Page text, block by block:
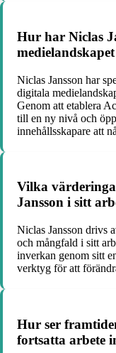
Hur har Niclas
Niclas Jansson har
digitala
Genom att etablera
till en ny nivå och
innehållsskapare att
Vilka
Jansson i sitt
Niclas Jansson drivs
och mångfald i sitt
inverkan genom sitt
verktyg för att
Hur ser
fortsatta arbete